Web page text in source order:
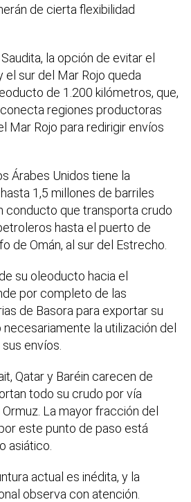
de cierta flexibilidad
la opción de evitar el
el sur del Mar Rojo queda
de 1.200 kilómetros, que,
regiones productoras
Mar Rojo para redirigir envíos
Árabes Unidos tiene la
1,5 millones de barriles
conducto que transporta crudo
hasta el puerto de
de Omán, al sur del Estrecho.
su oleoducto hacia el
por completo de las
de Basora para exportar su
la utilización del
envíos.
Qatar y Baréin carecen de
todo su crudo por vía
La mayor fracción del
este punto de paso está
asiático.
actual es inédita, y la
observa con atención.